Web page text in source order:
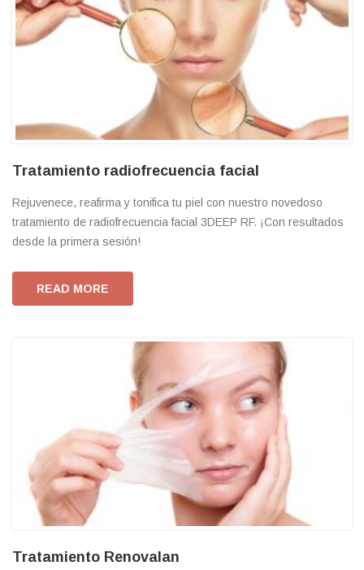
Tratamiento radiofrecuencia facial
Rejuvenece, reafirma y tonifica tu piel con nuestro novedoso
tratamiento de radiofrecuencia facial 3DEEP RF. ¡Con resultados
desde la primera sesión!
READ MORE
Tratamiento Renovalan